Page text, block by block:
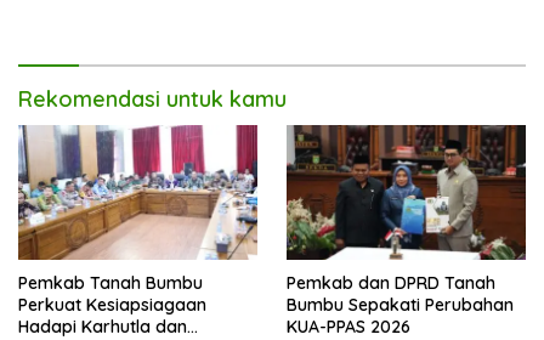
Rekomendasi untuk kamu
Pemkab Tanah Bumbu
Perkuat Kesiapsiagaan
Hadapi Karhutla dan
Pemkab dan DPRD Tanah
Bumbu Sepakati Perubahan
KUA-PPAS 2026